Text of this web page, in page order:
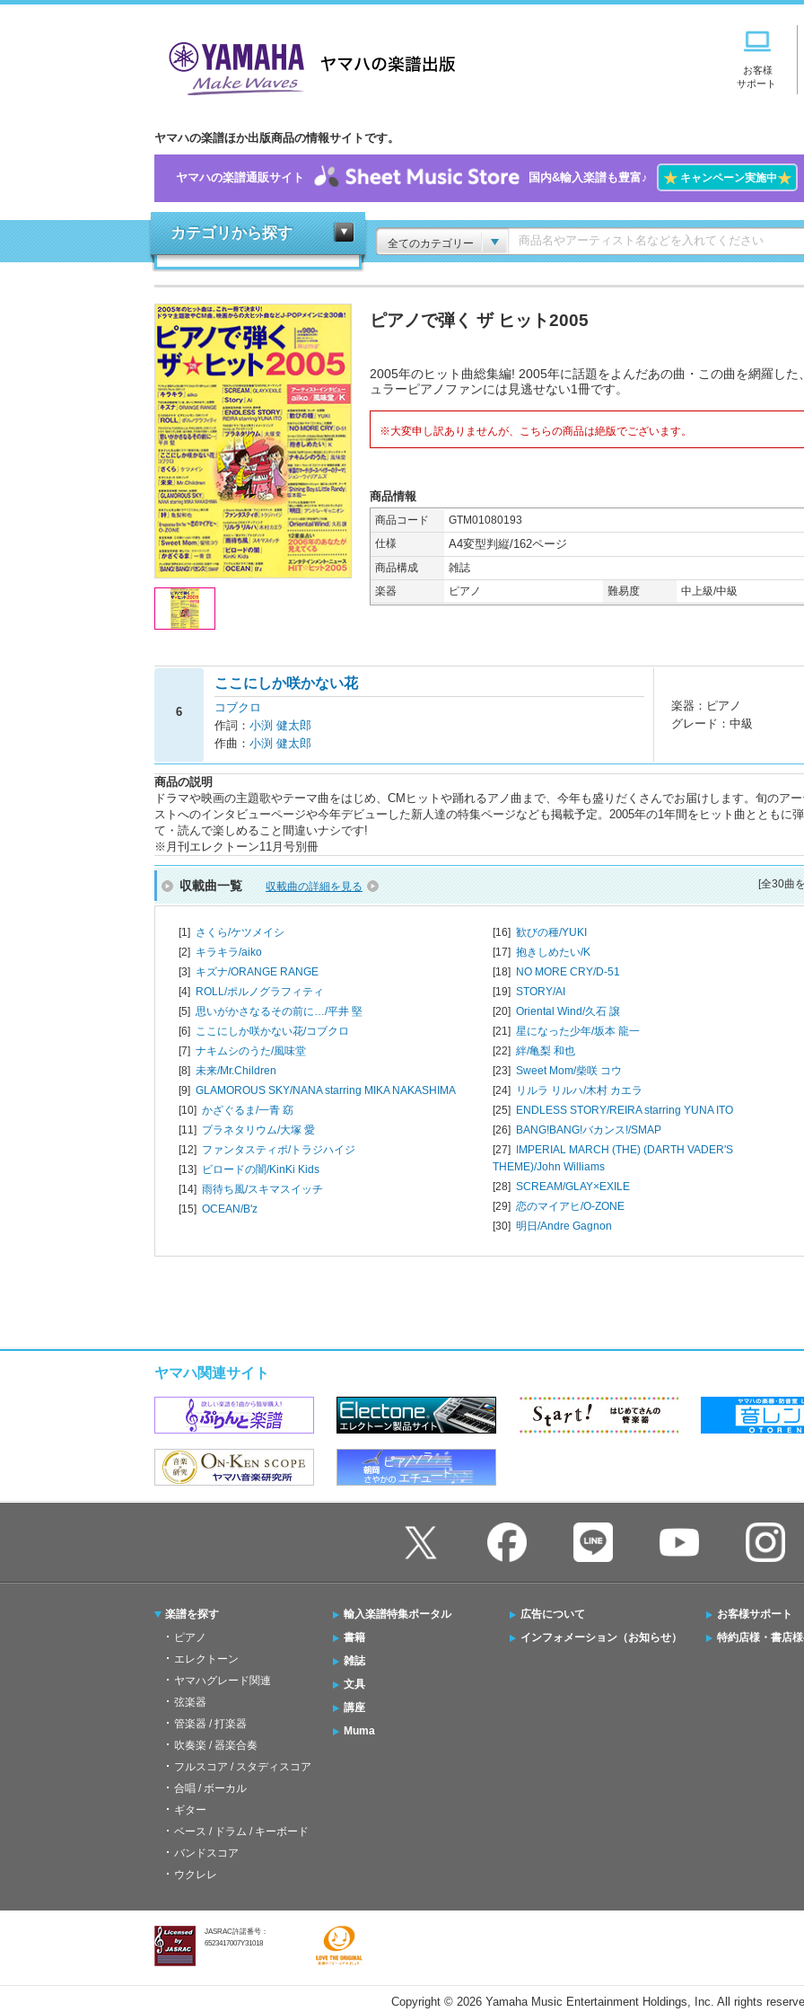
お客様
サポート
ヤマハの楽譜ほか出版商品の情報サイトです。
ヤマハの楽譜通販サイト 国内&輸入楽譜も豊富♪ ★キャンペーン実施中★
カテゴリから探す
全てのカテゴリー
ピアノで弾く ザ ヒット2005
2005年のヒット曲総集編! 2005年に話題をよんだあの曲・この曲を網羅した
ュラーピアノファンには見逃せない1冊です。
※大変申し訳ありませんが、こちらの商品は絶版でございます。
商品情報
商品コード
GTM01080193
仕様
A4変型判縦/162ページ
商品構成
雑誌
楽器
ピアノ 難易度 中上級/中級
6
ここにしか咲かない花
コブクロ
作詞： 小渕 健太郎
作曲： 小渕 健太郎
楽器：ピアノ
グレード：中級
商品の説明
ドラマや映画の主題歌やテーマ曲をはじめ、CMヒットや踊れるアノ曲まで、今年も盛りだくさんでお届けします。旬のア
ストへのインタビューページや今年デビューした新人達の特集ページなども掲載予定。2005年の1年間をヒット曲とともに
て・読んで楽しめること間違いナシです!
※月刊エレクトーン11月号別冊
収載曲一覧 収載曲の詳細を見る [全30曲
[1] さくら/ケツメイシ
[2] キラキラ/aiko
[3] キズナ/ORANGE RANGE
[4] ROLL/ポルノグラフィティ
[5] 思いがかさなるその前に…/平井 堅
[6] ここにしか咲かない花/コブクロ
[7] ナキムシのうた/風味堂
[8] 未来/Mr.Children
[9] GLAMOROUS SKY/NANA starring MIKA NAKASHIMA
[10] かざぐるま/一青 窈
[11] プラネタリウム/大塚 愛
[12] ファンタスティポ/トラジハイジ
[13] ビロードの闇/KinKi Kids
[14] 雨待ち風/スキマスイッチ
[15] OCEAN/B'z
[16] 歓びの種/YUKI
[17] 抱きしめたい/K
[18] NO MORE CRY/D-51
[19] STORY/AI
[20] Oriental Wind/久石 譲
[21] 星になった少年/坂本 龍一
[22] 絆/亀梨 和也
[23] Sweet Mom/柴咲 コウ
[24] リルラ リルハ/木村 カエラ
[25] ENDLESS STORY/REIRA starring YUNA ITO
[26] BANG!BANG!バカンス!/SMAP
[27] IMPERIAL MARCH (THE) (DARTH VADER'S
THEME)/John Williams
[28] SCREAM/GLAY×EXILE
[29] 恋のマイアヒ/O-ZONE
[30] 明日/Andre Gagnon
ヤマハ関連サイト
楽譜を探す
ピアノ
エレクトーン
ヤマハグレード関連
弦楽器
管楽器 / 打楽器
吹奏楽 / 器楽合奏
フルスコア / スタディスコア
合唱 / ボーカル
ギター
ベース / ドラム / キーボード
バンドスコア
ウクレレ
輸入楽譜特集ポータル
書籍
雑誌
文具
講座
Muma
広告について
インフォメーション（お知らせ）
お客様サポート
特約店様・書店
JASRAC許諾番号：
6523417007Y31018
Copyright © 2026 Yamaha Music Entertainment Holdings, Inc. All rights